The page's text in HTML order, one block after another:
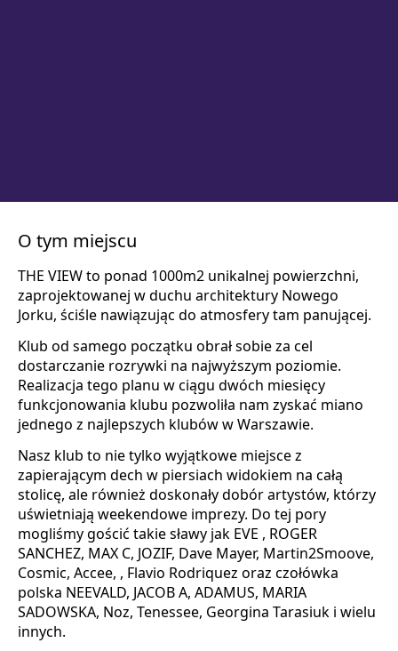
O tym miejscu
THE VIEW to ponad 1000m2 unikalnej powierzchni,
zaprojektowanej w duchu architektury Nowego
Jorku, ściśle nawiązując do atmosfery tam panującej.
Klub od samego początku obrał sobie za cel
dostarczanie rozrywki na najwyższym poziomie.
Realizacja tego planu w ciągu dwóch miesięcy
funkcjonowania klubu pozwoliła nam zyskać miano
jednego z najlepszych klubów w Warszawie.
Nasz klub to nie tylko wyjątkowe miejsce z
zapierającym dech w piersiach widokiem na całą
stolicę, ale również doskonały dobór artystów, którzy
uświetniają weekendowe imprezy. Do tej pory
mogliśmy gościć takie sławy jak EVE , ROGER
SANCHEZ, MAX C, JOZIF, Dave Mayer, Martin2Smoove,
Cosmic, Accee, , Flavio Rodriquez oraz czołówka
polska NEEVALD, JACOB A, ADAMUS, MARIA
SADOWSKA, Noz, Tenessee, Georgina Tarasiuk i wielu
innych.